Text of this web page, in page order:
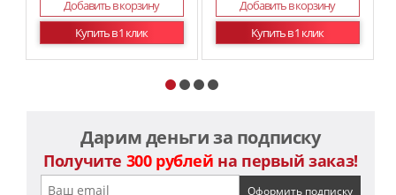
Добавить в корзину
Купить в 1 клик
Добавить в корзину
Купить в 1 клик
Дарим деньги за подписку
Получите 300 рублей на первый заказ!